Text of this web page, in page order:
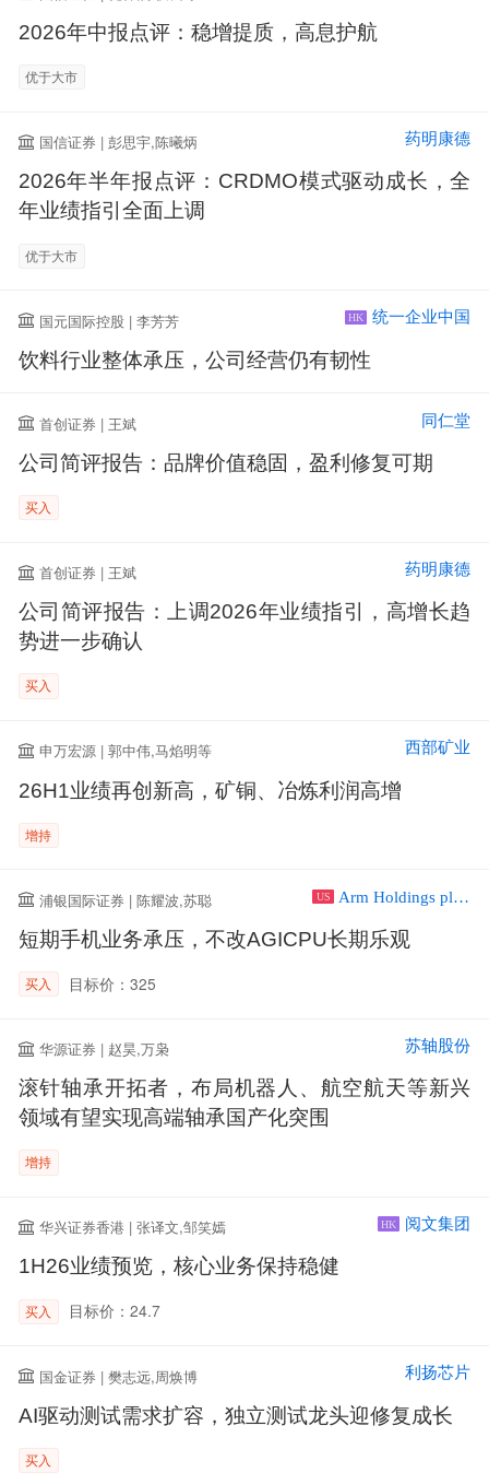
2026年中报点评：稳增提质，高息护航
优于大市
国信证券 | 彭思宇,陈曦炳 药明康德
2026年半年报点评：CRDMO模式驱动成长，全
年业绩指引全面上调
优于大市
国元国际控股 | 李芳芳 HK 统一企业中国
饮料行业整体承压，公司经营仍有韧性
首创证券 | 王斌 同仁堂
公司简评报告：品牌价值稳固，盈利修复可期
买入
首创证券 | 王斌 药明康德
公司简评报告：上调2026年业绩指引，高增长趋
势进一步确认
买入
申万宏源 | 郭中伟,马焰明等 西部矿业
26H1业绩再创新高，矿铜、冶炼利润高增
增持
浦银国际证券 | 陈耀波,苏聪 US Arm Holdings plc ADR
短期手机业务承压，不改AGICPU长期乐观
买入 目标价：325
华源证券 | 赵昊,万枭 苏轴股份
滚针轴承开拓者，布局机器人、航空航天等新兴
领域有望实现高端轴承国产化突围
增持
华兴证券香港 | 张译文,邹笑嫣 HK 阅文集团
1H26业绩预览，核心业务保持稳健
买入 目标价：24.7
国金证券 | 樊志远,周焕博 利扬芯片
AI驱动测试需求扩容，独立测试龙头迎修复成长
买入